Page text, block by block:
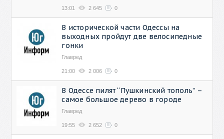
13:01 2 645 0
В исторической части Одессы на
выходных пройдут две велосипедные
гонки
Главред
21:00 2 006 0
В Одессе пилят “Пушкинский тополь” –
самое большое дерево в городе
Главред
19:55 2 652 0